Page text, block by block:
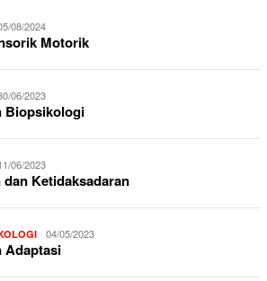
08/2024
Motorik
06/2023
Biopsikologi
06/2023
dan Ketidaksadaran
04/05/2023
Adaptasi